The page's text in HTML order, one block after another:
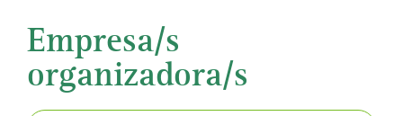
Empresa/s
organizadora/s